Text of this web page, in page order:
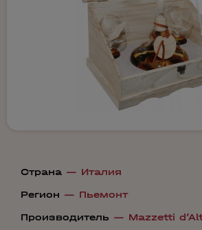
Страна — Италия
Регион — Пьемонт
Производитель — Mazzetti